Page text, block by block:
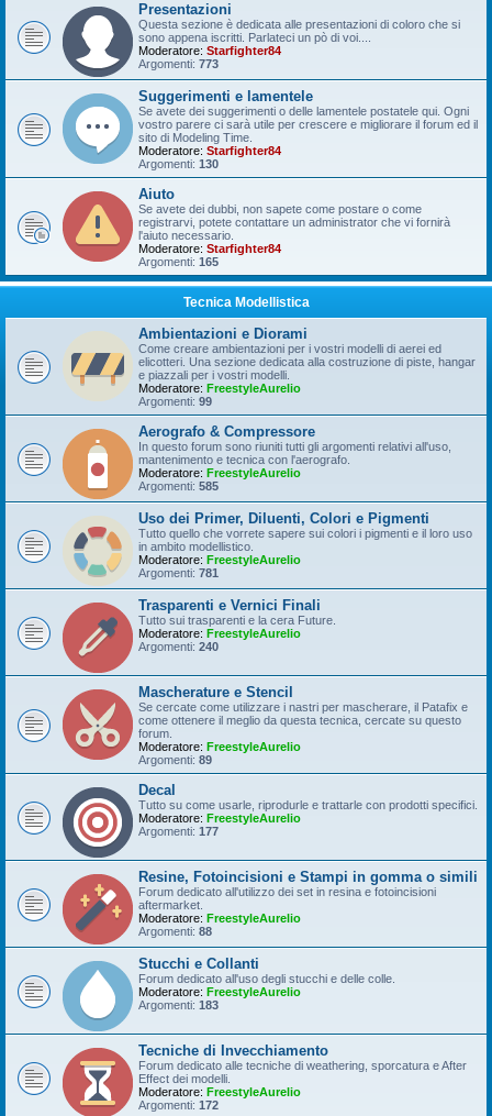
Presentazioni
Questa sezione è dedicata alle presentazioni di coloro che si
sono appena iscritti. Parlateci un pò di voi....
Moderatore: Starfighter84
Argomenti: 773
Suggerimenti e lamentele
Se avete dei suggerimenti o delle lamentele postatele qui. Ogni
vostro parere ci sarà utile per crescere e migliorare il forum ed il
sito di Modeling Time.
Moderatore: Starfighter84
Argomenti: 130
Aiuto
Se avete dei dubbi, non sapete come postare o come
registrarvi, potete contattare un administrator che vi fornirà
l'aiuto necessario.
Moderatore: Starfighter84
Argomenti: 165
Tecnica Modellistica
Ambientazioni e Diorami
Come creare ambientazioni per i vostri modelli di aerei ed
elicotteri. Una sezione dedicata alla costruzione di piste, hangar
e piazzali per i vostri modelli.
Moderatore: FreestyleAurelio
Argomenti: 99
Aerografo & Compressore
In questo forum sono riuniti tutti gli argomenti relativi all'uso,
mantenimento e tecnica con l'aerografo.
Moderatore: FreestyleAurelio
Argomenti: 585
Uso dei Primer, Diluenti, Colori e Pigmenti
Tutto quello che vorrete sapere sui colori i pigmenti e il loro uso
in ambito modellistico.
Moderatore: FreestyleAurelio
Argomenti: 781
Trasparenti e Vernici Finali
Tutto sui trasparenti e la cera Future.
Moderatore: FreestyleAurelio
Argomenti: 240
Mascherature e Stencil
Se cercate come utilizzare i nastri per mascherare, il Patafix e
come ottenere il meglio da questa tecnica, cercate su questo
forum.
Moderatore: FreestyleAurelio
Argomenti: 89
Decal
Tutto su come usarle, riprodurle e trattarle con prodotti specifici.
Moderatore: FreestyleAurelio
Argomenti: 177
Resine, Fotoincisioni e Stampi in gomma o simili
Forum dedicato all'utilizzo dei set in resina e fotoincisioni
aftermarket.
Moderatore: FreestyleAurelio
Argomenti: 88
Stucchi e Collanti
Forum dedicato all'uso degli stucchi e delle colle.
Moderatore: FreestyleAurelio
Argomenti: 183
Tecniche di Invecchiamento
Forum dedicato alle tecniche di weathering, sporcatura e After
Effect dei modelli.
Moderatore: FreestyleAurelio
Argomenti: 172